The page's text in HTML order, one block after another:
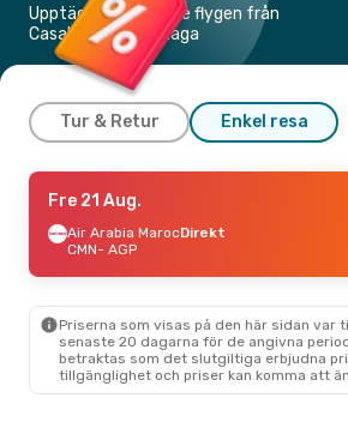
Upptäck de billigaste flygen från
Casablanca till Malaga
Tur & Retur Enkel resa
Ons 19 Aug.
Air Arabia MarocDirekt
CMN- AGP
AGP- CMN
Fre 21 Aug.
Air Arabia MarocDirekt
CMN- AGP
Priserna som visas på den här sidan var
senaste 20 dagarna för de angivna
betraktas som det slutgiltiga erbjudna
tillgänglighet och priser kan komma att